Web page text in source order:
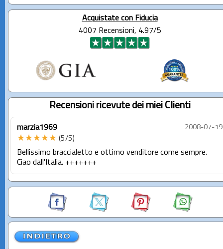
Acquistate con Fiducia
4007 Recensioni, 4.97/5
Recensioni ricevute dei miei Clienti
marzia1969 2008-07-19
★★★★★ (5/5)
Bellissimo braccialetto e ottimo venditore come sempre.
Ciao dall'Italia. +++++++